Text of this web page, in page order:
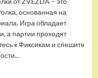
основанная на
Игра обладает
а партии проходят
к Фиксикам и спешите